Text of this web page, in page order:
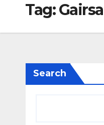
Tag:
Search